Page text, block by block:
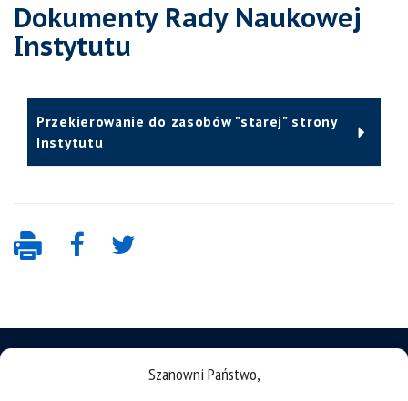
Szanowni Państwo,
Dokumenty Rady Naukowej
Instytutu
Przekierowanie do zasobów "starej" strony
Instytutu